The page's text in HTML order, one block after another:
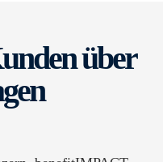
über